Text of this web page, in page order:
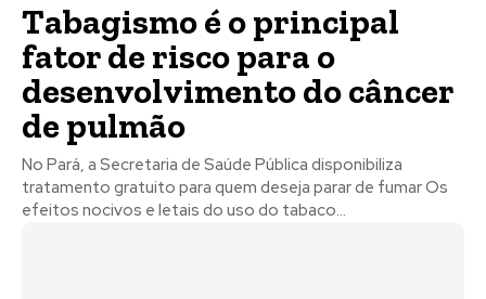
Tabagismo é o principal
fator de risco para o
desenvolvimento do câncer
de pulmão
No Pará, a Secretaria de Saúde Pública disponibiliza
tratamento gratuito para quem deseja parar de fumar Os
efeitos nocivos e letais do uso do tabaco...